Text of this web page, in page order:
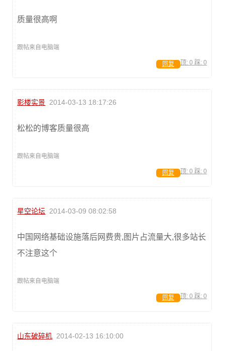
质量很高啊
跟帖来自电脑端
顶: 0 踩: 0
回复
影楼实景 2014-03-13 18:17:26
松松的博客质量很高
跟帖来自电脑端
顶: 0 踩: 0
回复
星空论坛 2014-03-09 08:02:58
中国网络基础设施落后网费贵,图片占流量大,很多站长
不注意这个
跟帖来自电脑端
顶: 0 踩: 0
回复
山东破碎机 2014-02-13 16:10:00